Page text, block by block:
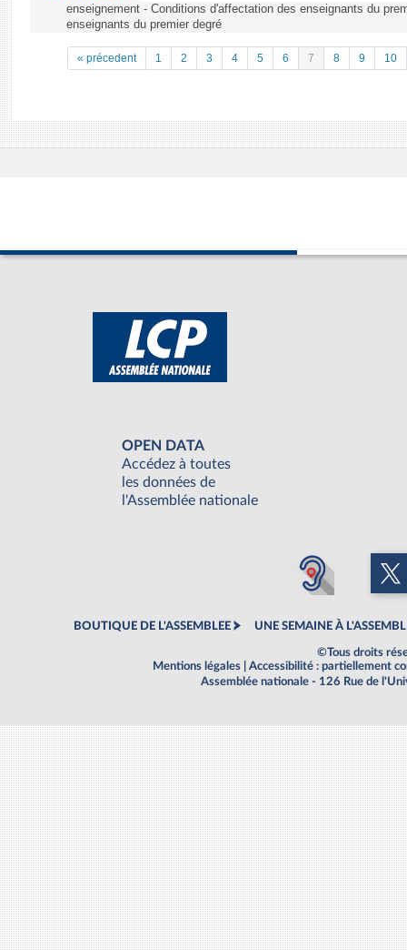
enseignement - Conditions d'affectation des enseignants du
enseignants du premier degré
« précedent 1 2 3 4 5 6 7 8 9 10
OPEN DATA
Accédez à toutes
les données de
l'Assemblée nationale
BOUTIQUE DE L'ASSEMBLEE UNE SEMAINE À
©Tous droits
Mentions légales
Accessibilité : partiellement
Assemblée nationale - 126 Rue de